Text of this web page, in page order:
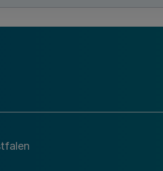
Durchführung des